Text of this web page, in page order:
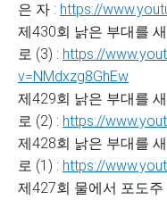
은 자 : https://
제430회 낡은 부대를
로 (3) : https://
v=NMdxzg8GhEw
제429회 낡은 부대를
로 (2) : https://
제428회 낡은 부대를
로 (1) : https://
제427회 물에서 포도주